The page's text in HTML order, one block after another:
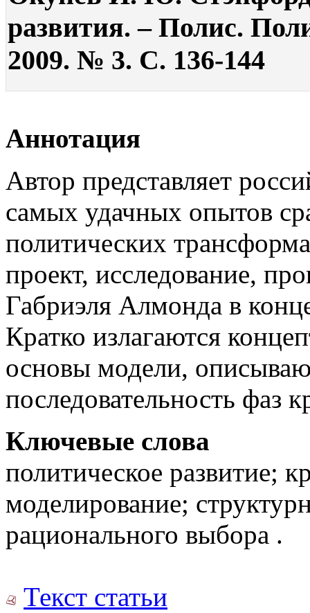
развития. – Полис.
2009. № 3. С. 136-144
Аннотация
Автор представляет
самых удачных опытов
политических
проект, исследование,
Габриэля Алмонда в
Кратко излагаются
основы модели,
последовательность фаз
Ключевые слова
политическое развитие;
моделирование;
рационального выбора .
Текст статьи